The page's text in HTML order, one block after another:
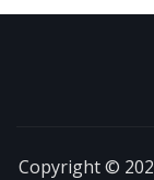
Copyright ©